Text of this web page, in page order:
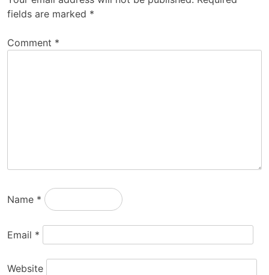
fields are marked *
Comment *
Name *
Email *
Website